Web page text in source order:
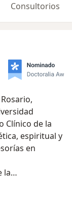
Consultorios
Clínico de la
espiritual y
en
la
para